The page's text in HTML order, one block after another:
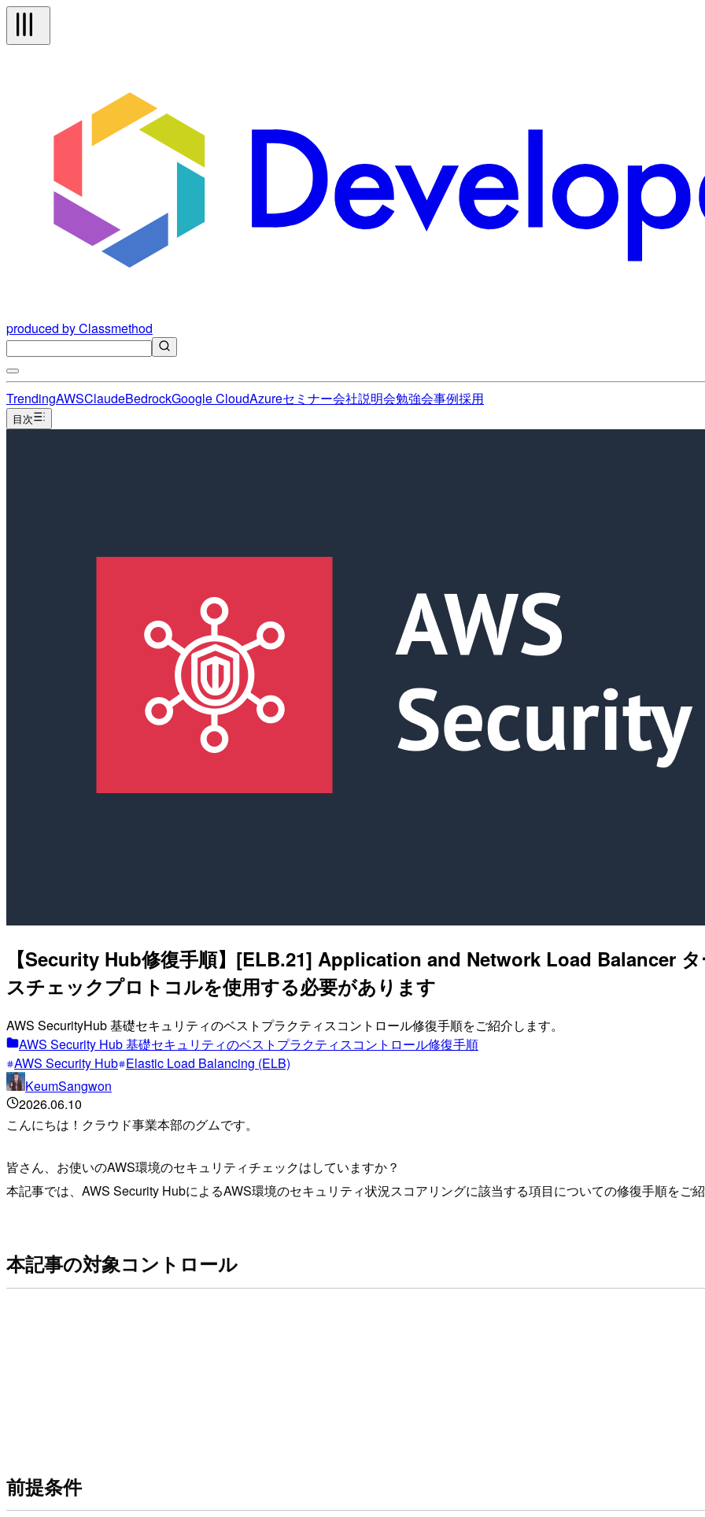
produced by Classmethod
TrendingAWSClaudeBedrockGoogle CloudAzureセミナー会社説明会勉強会事例採用
目次
【Security Hub修復手順】[ELB.21] Application and Network Load Balancer
スチェックプロトコルを使用する必要があります
AWS SecurityHub 基礎セキュリティのベストプラクティスコントロール修復手順をご紹介します。
AWS Security Hub 基礎セキュリティのベストプラクティスコントロール修復手順
AWS Security Hub Elastic Load Balancing (ELB)
KeumSangwon
2026.06.10
こんにちは！クラウド事業本部のグムです。
皆さん、お使いのAWS環境のセキュリティチェックはしていますか？
本記事では、AWS Security HubによるAWS環境のセキュリティ状況スコアリングに該当する項目についての修復手順をご紹
本記事の対象コントロール
前提条件